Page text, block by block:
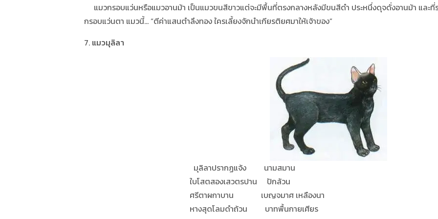
แมวกรอบแว่นหรือแมวอานม้า เป็นแมวขนสีขาวแต่จะมีพื้นที่ตรงกลางหลังมีขนสีดำ ประหนึ่งดุจดั่งอานม้า และ
กรอบแว่นตา แมวนี้… “ตีค่าแสนตำลึงทอง ใครเลี้ยงจักนำเกียรติยศมาให้เจ้าของ”
7. แมวมุลิลา
มุลิลาปรากฏแจ้ง นามสมาน
ใบโสตสองเสวตรปาน ปักล้วน
ศรีตาผกาบาน เบญจมาศ เหลืองนา
หางสุดโลมดำถ้วน บาทพื้นกายเศียร